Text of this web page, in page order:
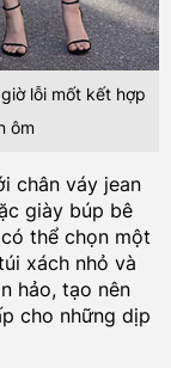
lỗi mốt kết hợp
ôm
chân váy jean
giày búp bê
thể chọn một
xách nhỏ và
hảo, tạo nên
cho những dịp